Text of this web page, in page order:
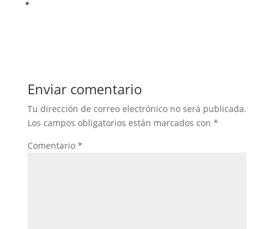
Enviar comentario
Tu dirección de correo electrónico no será publicada.
Los campos obligatorios están marcados con *
Comentario *